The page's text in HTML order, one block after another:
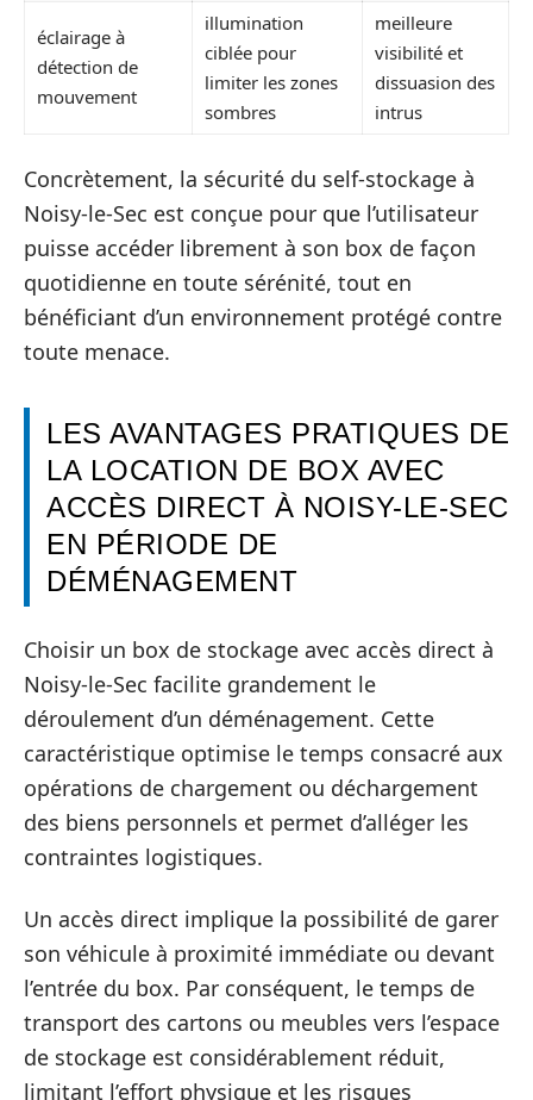
éclairage à
détection de
mouvement
illumination
ciblée pour
limiter les zones
sombres
meilleure
visibilité et
dissuasion des
intrus
Concrètement, la sécurité du self-stockage à
Noisy-le-Sec est conçue pour que l’utilisateur
puisse accéder librement à son box de façon
quotidienne en toute sérénité, tout en
bénéficiant d’un environnement protégé contre
toute menace.
LES AVANTAGES PRATIQUES DE
LA LOCATION DE BOX AVEC
ACCÈS DIRECT À NOISY-LE-SEC
EN PÉRIODE DE
DÉMÉNAGEMENT
Choisir un box de stockage avec accès direct à
Noisy-le-Sec facilite grandement le
déroulement d’un déménagement. Cette
caractéristique optimise le temps consacré aux
opérations de chargement ou déchargement
des biens personnels et permet d’alléger les
contraintes logistiques.
Un accès direct implique la possibilité de garer
son véhicule à proximité immédiate ou devant
l’entrée du box. Par conséquent, le temps de
transport des cartons ou meubles vers l’espace
de stockage est considérablement réduit,
limitant l’effort physique et les risques